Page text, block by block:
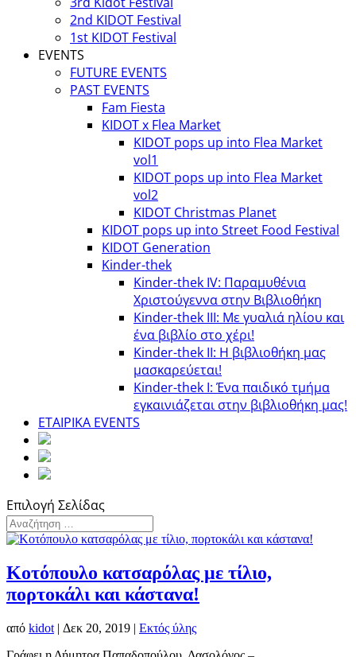
2nd KIDOT Festival
1st KIDOT Festival
EVENTS
FUTURE EVENTS
PAST EVENTS
Fam Fiesta
KIDOT x Flea Market
KIDOT pops up into Flea Market
vol1
KIDOT pops up into Flea Market
vol2
KIDOT Christmas Planet
KIDOT pops up into Street Food Festival
KIDOT Generation
Kinder-thek
Kinder-thek IV: Παραμυθένια
Χριστούγεννα στην Βιβλιοθήκη
Κinder-thek III: Με γυαλιά ηλίου και
ένα βιβλίο στο χέρι!
Κinder-thek II: Η βιβλιοθήκη μας
μασκαρεύεται!
Κinder-thek I: Ένα παιδικό τμήμα
εγκαινιάζεται στην βιβλιοθήκη μας!
ΕΤΑΙΡΙΚΑ EVENTS
Επιλογή Σελίδας
Κοτόπουλο κατσαρόλας με τίλιο,
πορτοκάλι και κάστανα!
από kidot | Δεκ 20, 2019 | Εκτός ύλης